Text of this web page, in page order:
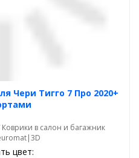
Чери Тигго 7 Про 2020+
в салон и багажник
цвет: